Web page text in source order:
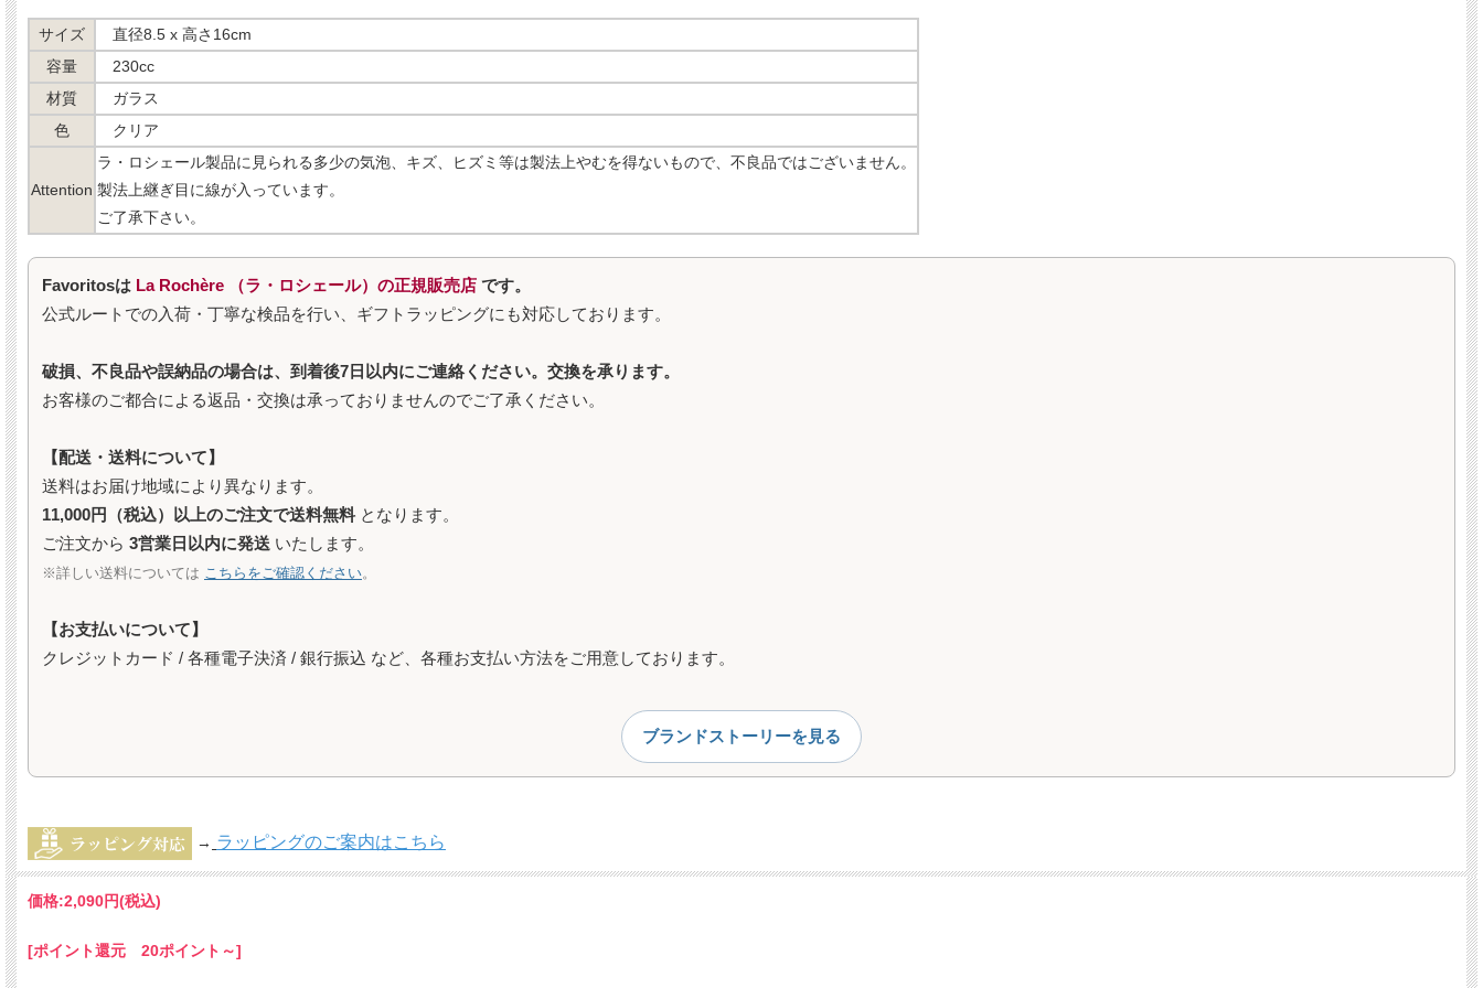
サイズ
直径8.5 x 高さ16cm
容量
230cc
材質
ガラス
色
クリア
Attention
ラ・ロシェール製品に見られる多少の気泡、キズ、ヒズミ等は製法上やむを得ないもので、不良品ではございません。
製法上継ぎ目に線が入っています。
ご了承下さい。
Favoritosは La Rochère （ラ・ロシェール）の正規販売店 です。
公式ルートでの入荷・丁寧な検品を行い、ギフトラッピングにも対応しております。
破損、不良品や誤納品の場合は、到着後7日以内にご連絡ください。交換を承ります。
お客様のご都合による返品・交換は承っておりませんのでご了承ください。
【配送・送料について】
送料はお届け地域により異なります。
11,000円（税込）以上のご注文で送料無料 となります。
ご注文から 3営業日以内に発送 いたします。
※詳しい送料については こちらをご確認ください。
【お支払いについて】
クレジットカード / 各種電子決済 / 銀行振込 など、各種お支払い方法をご用意しております。
ブランドストーリーを見る
→ ラッピングのご案内はこちら
価格:2,090円(税込)
[ポイント還元 20ポイント～]